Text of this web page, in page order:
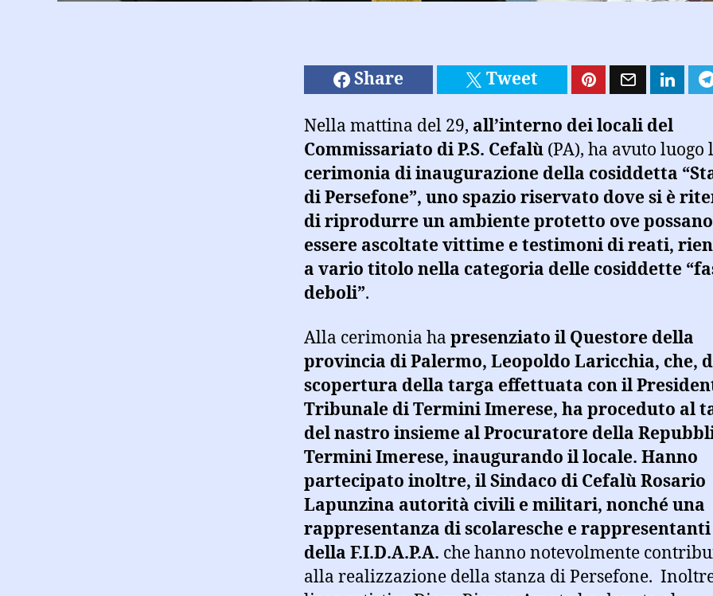
Share Tweet
Nella mattina del 29, all’interno dei locali del
Commissariato di P.S. Cefalù (PA), ha avuto luogo
cerimonia di inaugurazione della cosiddetta
di Persefone”, uno spazio riservato dove si è
di riprodurre un ambiente protetto ove possano
essere ascoltate vittime e testimoni di reati,
a vario titolo nella categoria delle cosiddette
deboli”.
Alla cerimonia ha presenziato il Questore della
provincia di Palermo, Leopoldo Laricchia, che,
scopertura della targa effettuata con il
Tribunale di Termini Imerese, ha proceduto al
del nastro insieme al Procuratore della
Termini Imerese, inaugurando il locale. Hanno
partecipato inoltre, il Sindaco di Cefalù Rosario
Lapunzina autorità civili e militari, nonché una
rappresentanza di scolaresche e
della F.I.D.A.P.A. che hanno notevolmente
alla realizzazione della stanza di Persefone.